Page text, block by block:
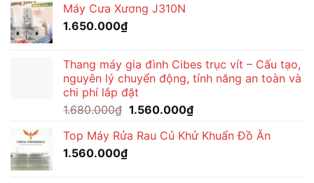
Máy Cưa Xương J310N
1.650.000₫
Thang máy gia đình Cibes trục vít – Cấu tạo,
nguyên lý chuyển động, tính năng an toàn và
chi phí lắp đặt
1.680.000₫ Giá
là:
1.560.000₫Giá
tại
Top Máy Rửa Rau Củ Khử Khuẩn Đồ Ăn
1.560.000₫